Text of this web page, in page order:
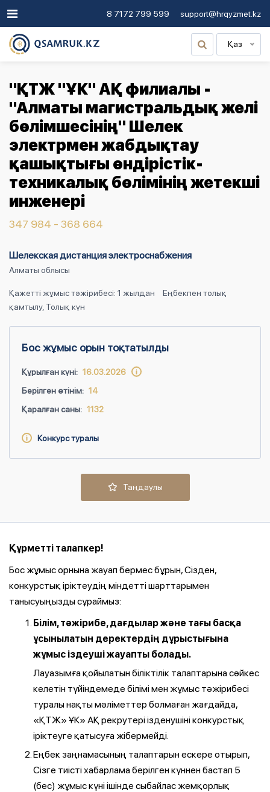
8 7172 799 599 support@hrqyzmet.kz
Қаз
"ҚТЖ "ҰК" АҚ филиалы -
"Алматы магистральдық желі
бөлімшесінің" Шелек
электрмен жабдықтау
қашықтығы өндірістік-
техникалық бөлімінің жетекші
инженері
347 984 - 368 664
Шелекская дистанция электроснабжения
Алматы облысы
Қажетті жұмыс тәжірибесі: 1 жылдан
Еңбекпен толық
қамтылу, Толық күн
Бос жұмыс орын тоқтатылды
Құрылған күні: 16.03.2026
Берілген өтінім: 14
Қаралған саны: 1132
Конкурс туралы
Таңдаулы
Құрметті талапкер!
Бос жұмыс орнына жауап бермес бұрын, Сізден,
конкурстық іріктеудің міндетті шарттарымен
танысуыңызды сұраймыз:
Білім, тәжірибе, дағдылар және тағы басқа
ұсынылатын деректердің дұрыстығына
жұмыс іздеуші жауапты болады.
Лауазымға қойылатын біліктілік талаптарына сәйкес
келетін түйіндемеде білімі мен жұмыс тәжірибесі
туралы нақты мәліметтер болмаған жағдайда,
«ҚТЖ» ҰК» АҚ рекрутері ізденушіні конкурстық
іріктеуге қатысуға жібермейді.
Еңбек заңнамасының талаптарын ескере отырып,
Сізге тиісті хабарлама берілген күннен бастап 5
(бес) жұмыс күні ішінде сыбайлас жемқорлық